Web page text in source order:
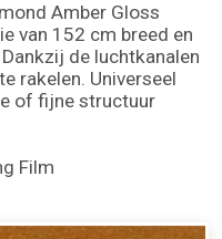
Amber Gloss
van 152 cm breed en
de luchtkanalen
rakelen. Universeel
of fijne structuur
Film